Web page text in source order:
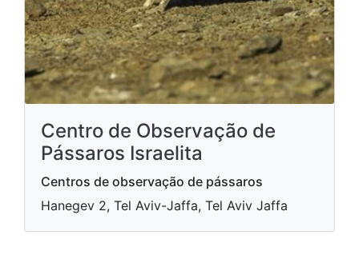
Centro de Observação de
Pássaros Israelita
Centros de observação de pássaros
Hanegev 2, Tel Aviv-Jaffa, Tel Aviv Jaffa